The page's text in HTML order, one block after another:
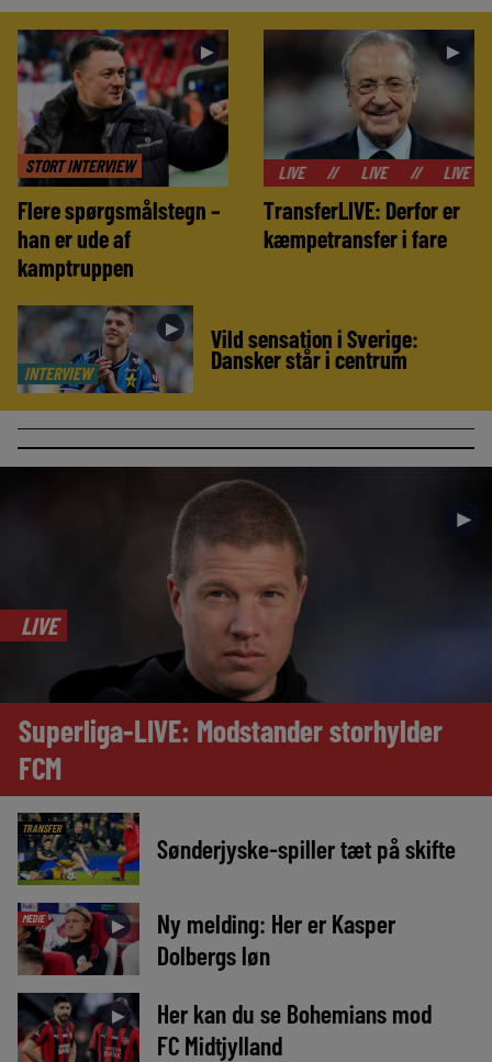
STORT INTERVIEW
►
Flere spørgsmålstegn –
han er ude af
kamptruppen
►
// LIVE LIVE LIVE LIVE
TransferLIVE: Derfor er
kæmpetransfer i fare
INTERVIEW
► Vild sensation i Sverige:
Dansker står i centrum
►
LIVE
Superliga-LIVE: Modstander storhylder
FCM
TRANSFER
Sønderjyske-spiller tæt på skifte
MEDIE ►
Ny melding: Her er Kasper
Dolbergs løn
►
Her kan du se Bohemians mod
FC Midtjylland